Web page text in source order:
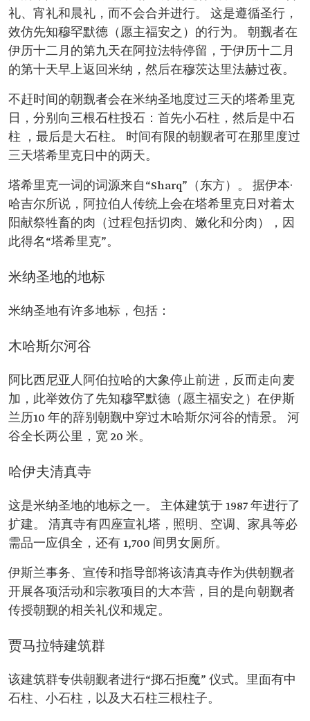
礼、宵礼和晨礼，而不会合并进行。 这是遵循圣行，
效仿先知穆罕默德（愿主福安之）的行为。 朝觐者在
伊历十二月的第九天在阿拉法特停留，于伊历十二月
的第十天早上返回米纳，然后在穆茨达里法赫过夜。
不赶时间的朝觐者会在米纳圣地度过三天的塔希里克
日，分别向三根石柱投石：首先小石柱，然后是中石
柱 ，最后是大石柱。 时间有限的朝觐者可在那里度过
三天塔希里克日中的两天。
塔希里克一词的词源来自“Sharq”（东方）。 据伊本·
哈吉尔所说，阿拉伯人传统上会在塔希里克日对着太
阳献祭牲畜的肉（过程包括切肉、嫩化和分肉），因
此得名“塔希里克”。
米纳圣地的地标
米纳圣地有许多地标，包括：
木哈斯尔河谷
阿比西尼亚人阿伯拉哈的大象停止前进，反而走向麦
加，此举效仿了先知穆罕默德（愿主福安之）在伊斯
兰历10 年的辞别朝觐中穿过木哈斯尔河谷的情景。 河
谷全长两公里，宽 20 米。
哈伊夫清真寺
这是米纳圣地的地标之一。 主体建筑于 1987 年进行了
扩建。 清真寺有四座宣礼塔，照明、空调、家具等必
需品一应俱全，还有 1,700 间男女厕所。
伊斯兰事务、宣传和指导部将该清真寺作为供朝觐者
开展各项活动和宗教项目的大本营，目的是向朝觐者
传授朝觐的相关礼仪和规定。
贾马拉特建筑群
该建筑群专供朝觐者进行“掷石拒魔” 仪式。里面有中
石柱、小石柱，以及大石柱三根柱子。